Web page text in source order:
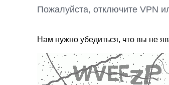
Пожалуйста, отключите VPN
Нам нужно убедиться, что вы не